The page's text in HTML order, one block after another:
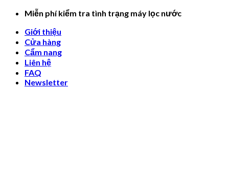
Skip
content
Miễn phí kiểm tra tình trạng máy lọc nước
Giới thiệu
Cửa hàng
Cẩm nang
Liên hệ
FAQ
Newsletter